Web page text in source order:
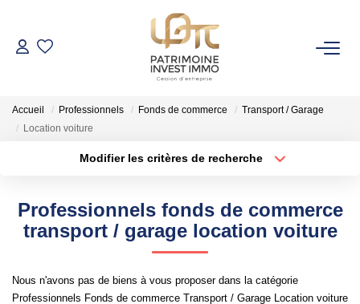
NOS BIENS
VENDRE
GESTION DE PATRIMOINE
Accueil Professionnels Fonds de commerce
Transport / Garage
Location voiture
Modifier les critères de recherche
Budget max
Créer une alerte
Professionnels fonds de commerce
transport / garage location voiture
Nous n'avons pas de biens à vous proposer dans la catégorie
Professionnels Fonds de commerce Transport / Garage Location voiture